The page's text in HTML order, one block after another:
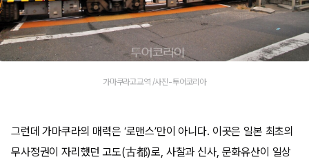
가마쿠라고교역 /사진-투어코리아
그런데 가마쿠라의 매력은 ‘로맨스’만이 아니다. 이곳은 일본 최초의
무사정권이 자리했던 고도(古都)로, 사찰과 신사, 문화유산이 일상